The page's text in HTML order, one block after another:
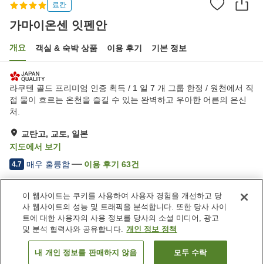
료칸
가마이온센 잇펜안
개요 객실 & 숙박 상품 이용 후기 기본 정보
라쿠텐 골드 프리미엄 인증 획득 / 1 일 7 개 그룹 한정 / 원천에서 직
접 물이 흐르는 온천을 즐길 수 있는 완벽하고 우아한 어른의 은신
처.
교탄고, 교토, 일본
지도에서 보기
4.7 매우 훌륭함 이용 후기 63건
숙소 편의 시설/서비스
송영 서비스
모닝콜 서비스
특별식 - 알레르기
암반욕
일본 교토 교탄고 가마이온센 잇펜안
객실 보기
이 웹사이트는 쿠키를 사용하여 사용자 경험을 개선하고 당
사 웹사이트의 성능 및 트래픽을 분석합니다. 또한 당사 사이
트에 대한 사용자의 사용 정보를 당사의 소셜 미디어, 광고
및 분석 협력사와 공유합니다. 개인 정보 정책
내 개인 정보를 판매하지 않음 모두 수락